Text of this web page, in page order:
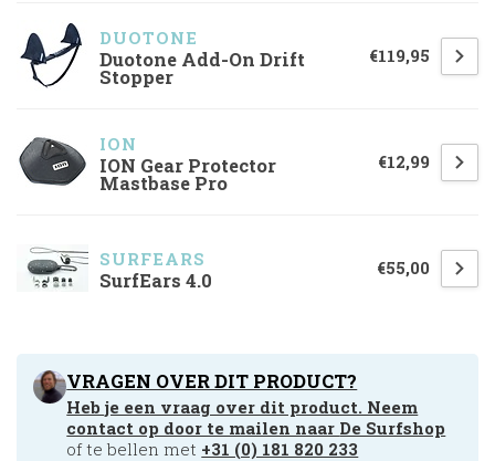
DUOTONE
Duotone Add-On Drift
Stopper
€119,95
ION
ION Gear Protector
Mastbase Pro
€12,99
SURFEARS
SurfEars 4.0
€55,00
VRAGEN OVER DIT PRODUCT?
Heb je een vraag over dit product. Neem
contact op door te mailen naar De Surfshop
of te bellen met +31 (0) 181 820 233